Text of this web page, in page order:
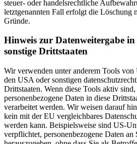
steuer- oder handelsrechtliche
letztgenannten Fall erfolgt die Löschung
Gründe.
Hinweis zur Datenweitergabe
sonstige Drittstaaten
Wir verwenden unter anderem Tools
den USA oder sonstigen
Drittstaaten. Wenn diese Tools aktiv
personenbezogene Daten in diese
verarbeitet werden. Wir weisen darauf
kein mit der EU vergleichbares
werden kann. Beispielsweise sind US-
verpflichtet, personenbezogene Daten an